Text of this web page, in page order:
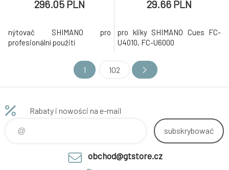
296.05 PLN
nýtovač SHIMANO pro
profesionální použití
29.66 PLN
pro kliky SHIMANO Cues FC-
U4010, FC-U6000
1 102
Rabaty i nowości na e-mail
subskrybować
obchod@gtstore.cz